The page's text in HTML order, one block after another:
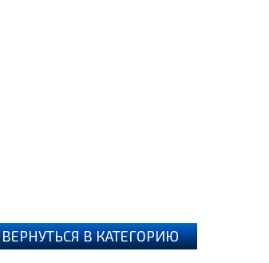
ВЕРНУТЬСЯ В КАТЕГОРИЮ